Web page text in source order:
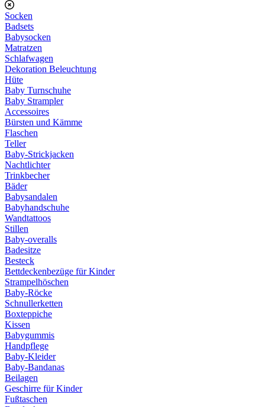
Socken
Badsets
Babysocken
Matratzen
Schlafwagen
Dekoration Beleuchtung
Hüte
Baby Turnschuhe
Baby Strampler
Accessoires
Bürsten und Kämme
Flaschen
Teller
Baby-Strickjacken
Nachtlichter
Trinkbecher
Bäder
Babysandalen
Babyhandschuhe
Wandtattoos
Stillen
Baby-overalls
Badesitze
Besteck
Bettdeckenbezüge für Kinder
Strampelhöschen
Baby-Röcke
Schnullerketten
Boxteppiche
Kissen
Babygummis
Handpflege
Baby-Kleider
Baby-Bandanas
Beilagen
Geschirre für Kinder
Fußtaschen